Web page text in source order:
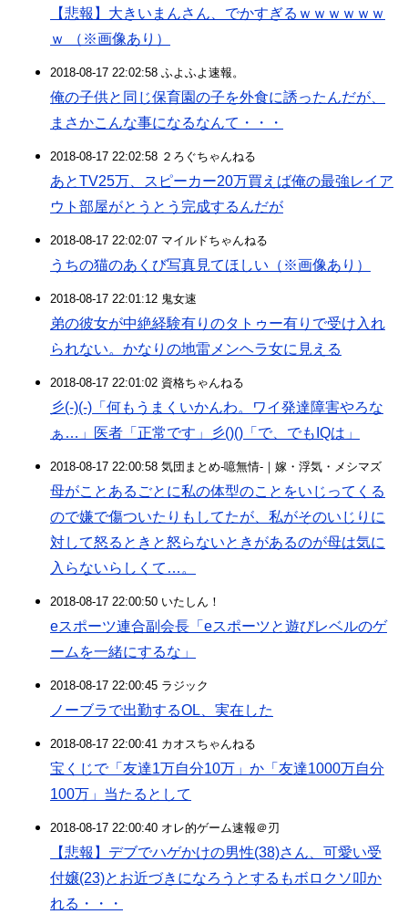
【悲報】大きいまんさん、でかすぎるｗｗｗｗｗｗ
ｗ （※画像あり）
2018-08-17 22:02:58 ふよふよ速報。
俺の子供と同じ保育園の子を外食に誘ったんだが、
まさかこんな事になるなんて・・・
2018-08-17 22:02:58 ２ろぐちゃんねる
あとTV25万、スピーカー20万買えば俺の最強レイア
ウト部屋がとうとう完成するんだが
2018-08-17 22:02:07 マイルドちゃんねる
うちの猫のあくび写真見てほしい（※画像あり）
2018-08-17 22:01:12 鬼女速
弟の彼女が中絶経験有りのタトゥー有りで受け入れ
られない。かなりの地雷メンヘラ女に見える
2018-08-17 22:01:02 資格ちゃんねる
彡(-)(-)「何もうまくいかんわ。ワイ発達障害やろな
ぁ…」医者「正常です」彡()()「で、でもIQは」
2018-08-17 22:00:58 気団まとめ-噫無情-｜嫁・浮気・メシマズ
母がことあるごとに私の体型のことをいじってくる
ので嫌で傷ついたりもしてたが、私がそのいじりに
対して怒るときと怒らないときがあるのが母は気に
入らないらしくて…。
2018-08-17 22:00:50 いたしん！
eスポーツ連合副会長「eスポーツと遊びレベルのゲ
ームを一緒にするな」
2018-08-17 22:00:45 ラジック
ノーブラで出勤するOL、実在した
2018-08-17 22:00:41 カオスちゃんねる
宝くじで「友達1万自分10万」か「友達1000万自分
100万」当たるとして
2018-08-17 22:00:40 オレ的ゲーム速報＠刃
【悲報】デブでハゲかけの男性(38)さん、可愛い受
付嬢(23)とお近づきになろうとするもボロクソ叩か
れる・・・